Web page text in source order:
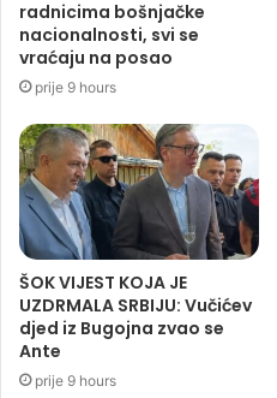
radnicima bošnjačke
nacionalnosti, svi se
vraćaju na posao
prije 9 hours
ŠOK VIJEST KOJA JE
UZDRMALA SRBIJU: Vučićev
djed iz Bugojna zvao se
Ante
prije 9 hours